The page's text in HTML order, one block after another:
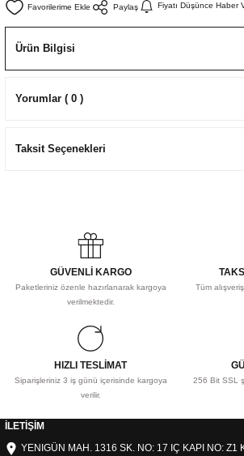
ÇİZİM SETLERİ
Paylaş Fiyatı Düşünce Haber
Ürün Bilgisi
Yorumlar ( 0 )
Taksit Seçenekleri
GÜVENLİ KARGO
Paketleriniz özenle hazırlanarak kargoya
verilmektedir.
Tüm
HIZLI TESLİMAT
Siparişleriniz 3 iş günü içerisinde kargoya
verilir.
256 Bit SSL
İLETİŞİM
YENIGÜN MAH. 1316 SK. NO: 17 IÇ KAPI NO: Z1